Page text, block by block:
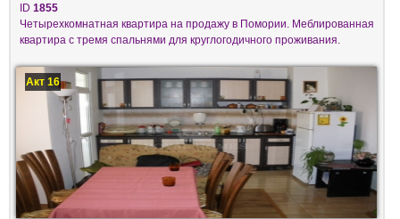
ID 1855
Четырехкомнатная квартира на продажу в Помории. Меблированная
квартира с тремя спальнями для круглогодичного проживания.
Акт 16